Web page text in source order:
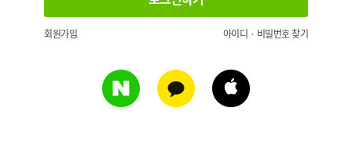
회원가입 아이디 · 비밀번호 찾기